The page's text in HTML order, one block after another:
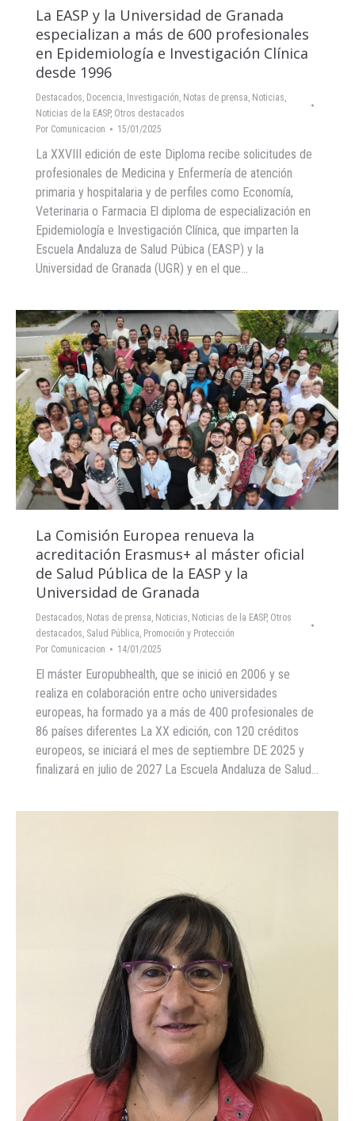
La EASP y la Universidad de Granada
especializan a más de 600 profesionales
en Epidemiología e Investigación Clínica
desde 1996
Destacados, Docencia, Investigación, Notas de prensa, Noticias,
Noticias de la EASP, Otros destacados
Por Comunicacion 15/01/2025
La XXVIII edición de este Diploma recibe solicitudes de
profesionales de Medicina y Enfermería de atención
primaria y hospitalaria y de perfiles como Economía,
Veterinaria o Farmacia El diploma de especialización en
Epidemiología e Investigación Clínica, que imparten la
Escuela Andaluza de Salud Púbica (EASP) y la
Universidad de Granada (UGR) y en el que…
La Comisión Europea renueva la
acreditación Erasmus+ al máster oficial
de Salud Pública de la EASP y la
Universidad de Granada
Destacados, Notas de prensa, Noticias, Noticias de la EASP, Otros
destacados, Salud Pública, Promoción y Protección
Por Comunicacion 14/01/2025
El máster Europubhealth, que se inició en 2006 y se
realiza en colaboración entre ocho universidades
europeas, ha formado ya a más de 400 profesionales de
86 países diferentes La XX edición, con 120 créditos
europeos, se iniciará el mes de septiembre DE 2025 y
finalizará en julio de 2027 La Escuela Andaluza de Salud…